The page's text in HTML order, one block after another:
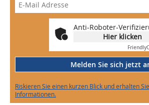
Anti-Roboter-
Hier klicken
Friendly
Melden Sie sich jetzt
Riskieren Sie einen kurzen Blick und erhalten
Informationen.